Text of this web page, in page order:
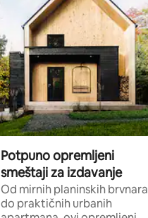
Potpuno opremljeni
smeštaji za izdavanje
Od mirnih planinskih brvnara
do praktičnih urbanih